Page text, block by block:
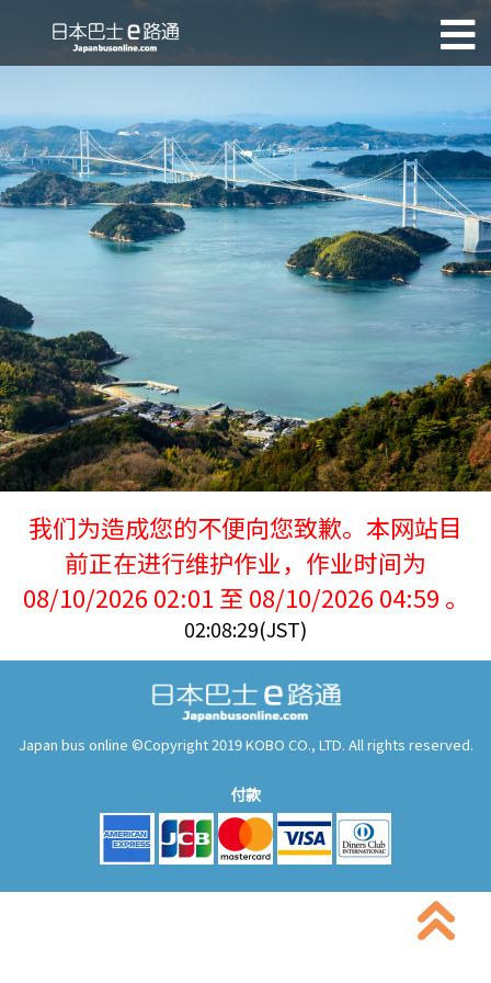
我们为造成您的不便向您致歉。本网站目
前正在进行维护作业，作业时间为
08/10/2026 02:01 至 08/10/2026 04:59 。
02:08:29(JST)
Japan bus online ©Copyright 2019 KOBO CO., LTD. All rights reserved.
付款